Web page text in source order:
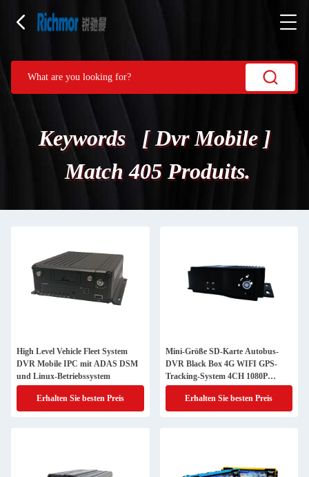
Keywords [ Dvr Mobile ]
Match 405 Produits.
High Level Vehicle Fleet System
DVR Mobile IPC mit ADAS DSM
und Linux-Betriebssystem
Erhalten Sie besten Preis
Mini-Größe SD-Karte Autobus-
DVR Black Box 4G WIFI GPS-
Tracking-System 4CH 1080P
Mobil-DVR
Erhalten Sie besten Preis